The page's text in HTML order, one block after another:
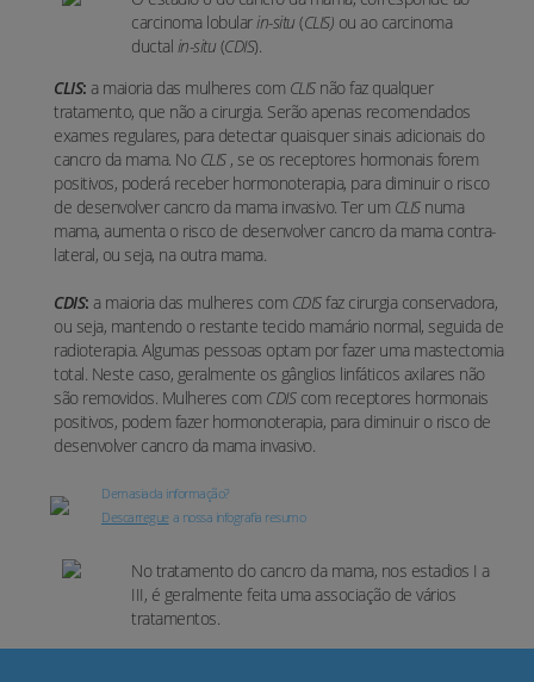
carcinoma lobularin-situ (CLIS) ou ao carcinoma
ductal in-situ (CDIS).
CLIS: a maioria das mulheres com CLIS não faz qualquer
tratamento, que não a cirurgia. Serão apenas recomendados
exames regulares, para detectar quaisquer sinais adicionais do
cancro da mama. No CLIS , se os receptores hormonais forem
positivos, poderá receber hormonoterapia, para diminuir o risco
de desenvolver cancro da mama invasivo. Ter um CLIS numa
mama, aumenta o risco de desenvolver cancro da mama contra-
lateral, ou seja, na outra mama.
CDIS: a maioria das mulheres com CDISfaz cirurgia conservadora,
ou seja, mantendo o restante tecido mamário normal, seguida de
radioterapia. Algumas pessoas optam por fazer uma mastectomia
total. Neste caso, geralmente os gânglios linfáticos axilares não
são removidos. Mulheres com CDIS com receptores hormonais
positivos, podem fazer hormonoterapia, para diminuir o risco de
desenvolver cancro da mama invasivo.
Demasiada informação?
Descarregue a nossa infografia resumo
No tratamento do cancro da mama, nos estadios I a
III, é geralmente feita uma associação de vários
tratamentos.